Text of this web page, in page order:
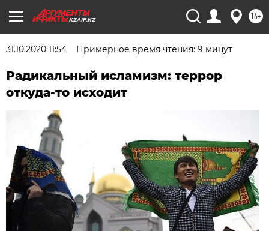
KZAIF.KZ 16+
31.10.2020 11:54 Примерное время чтения: 9 минут
Радикальный исламизм: террор
откуда-то исходит